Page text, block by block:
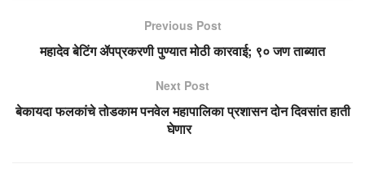
Previous Post
महादेव बेटिंग ॲपप्रकरणी पुण्यात मोठी कारवाई; ९० जण ताब्यात
Next Post
बेकायदा फलकांचे तोडकाम पनवेल महापालिका प्रशासन दोन दिवसांत हाती
घेणार